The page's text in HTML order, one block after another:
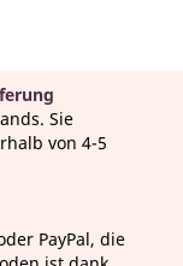
Sie
von 4-5
PayPal, die